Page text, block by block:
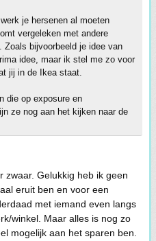
je hersenen al moeten
vergeleken met andere
Zoals bijvoorbeeld je idee van
idee, maar ik stel me zo voor
jij in de Ikea staat.
die op exposure en
ze nog aan het kijken naar de
zwaar. Gelukkig heb ik geen
eruit ben en voor een
met iemand even langs
winkel. Maar alles is nog zo
mogelijk aan het sparen ben.